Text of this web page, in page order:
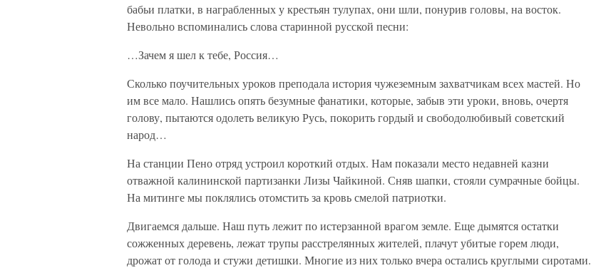
бабьи платки, в награбленных у крестьян тулупах, они шли, понурив головы, на восток.
Невольно вспоминались слова старинной русской песни:
…Зачем я шел к тебе, Россия…
Сколько поучительных уроков преподала история чужеземным захватчикам всех мастей. Но
им все мало. Нашлись опять безумные фанатики, которые, забыв эти уроки, вновь, очертя
голову, пытаются одолеть великую Русь, покорить гордый и свободолюбивый советский
народ…
На станции Пено отряд устроил короткий отдых. Нам показали место недавней казни
отважной калининской партизанки Лизы Чайкиной. Сняв шапки, стояли сумрачные бойцы.
На митинге мы поклялись отомстить за кровь смелой патриотки.
Двигаемся дальше. Наш путь лежит по истерзанной врагом земле. Еще дымятся остатки
сожженных деревень, лежат трупы расстрелянных жителей, плачут убитые горем люди,
дрожат от голода и стужи детишки. Многие из них только вчера остались круглыми сиротами.